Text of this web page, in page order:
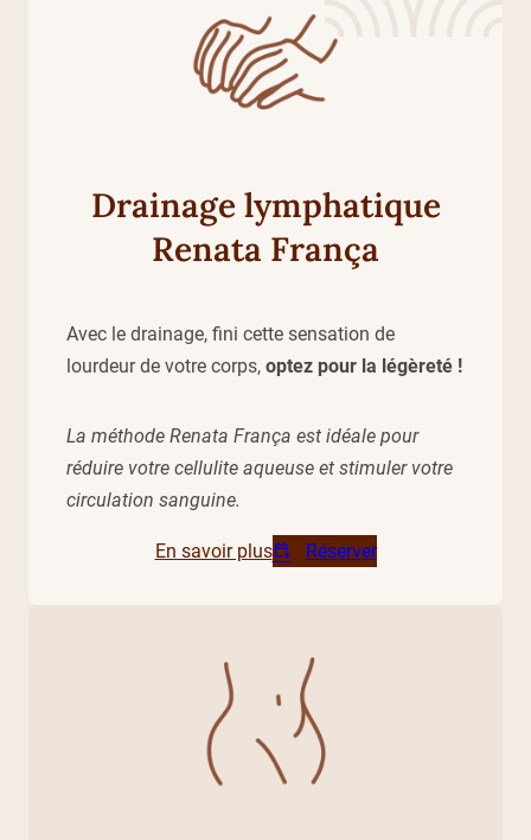
Drainage lymphatique
Renata França
Avec le drainage, fini cette sensation de
lourdeur de votre corps, optez pour la légèreté !
La méthode Renata França est idéale pour
réduire votre cellulite aqueuse et stimuler votre
circulation sanguine.
En savoir plus Réserver